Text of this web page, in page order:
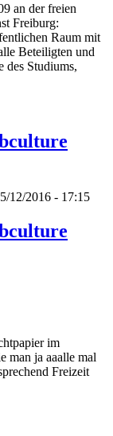
an der freien
Freiburg:
Raum mit
Beteiligten und
des Studiums,
12/2016 - 17:15
im
man ja aaalle mal
Freizeit